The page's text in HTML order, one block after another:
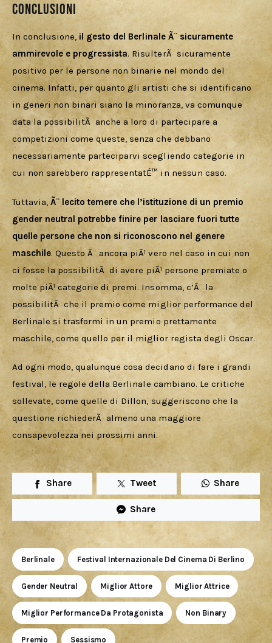
Conclusioni
In conclusione, il gesto del Berlinale Ã¨ sicuramente
ammirevole e progressista. RisulterÃ  sicuramente
positivo per le persone non binarie nel mondo del
cinema. Infatti, per quanto gli artisti che si identificano
in generi non binari siano la minoranza, va comunque
data la possibilitÃ  anche a loro di partecipare a
competizioni come queste, senza che debbano
necessariamente parteciparvi scegliendo categorie in
cui non sarebbero rappresentatÉ™ in nessun caso.
Tuttavia, Ã¨ lecito temere che l’istituzione di un premio
gender neutral potrebbe finire per lasciare fuori tutte
quelle persone che non si riconoscono nel genere
maschile. Questo Ã¨ ancora piÃ¹ vero nel caso in cui non
ci fosse la possibilitÃ  di avere piÃ¹ persone premiate o
molte piÃ¹ categorie di premi. Insomma, c’Ã¨ la
possibilitÃ  che il premio come miglior performance del
Berlinale si trasformi in un premio prettamente
maschile, come quello per il miglior regista degli Oscar.
Ad ogni modo, qualunque cosa decidano di fare i grandi
festival, le regole della Berlinale cambiano. Le critiche
sollevate, come quelle di Dillon, suggeriscono che la
questione richiederÃ  almeno una maggiore
consapevolezza nei prossimi anni.
Share Tweet Share
Share
Berlinale Festival Internazionale Del Cinema Di Berlino
Gender Neutral Miglior Attore Miglior Attrice
Miglior Performance Da Protagonista Non Binary
Premio Sessismo